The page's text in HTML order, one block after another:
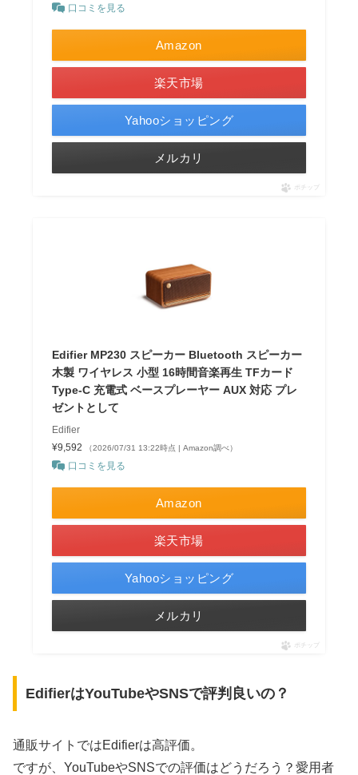
口コミを見る
Amazon
楽天市場
Yahooショッピング
メルカリ
ポチップ
Edifier MP230 スピーカー Bluetooth スピーカー
木製 ワイヤレス 小型 16時間音楽再生 TFカード
Type-C 充電式 ベースプレーヤー AUX 対応 プレ
ゼントとして
Edifier
¥9,592
（2026/07/31 13:22時点 | Amazon調べ）
口コミを見る
Amazon
楽天市場
Yahooショッピング
メルカリ
ポチップ
EdifierはYouTubeやSNSで評判良いの？
通販サイトではEdifierは高評価。
ですが、YouTubeやSNSでの評価はどうだろう？愛用者